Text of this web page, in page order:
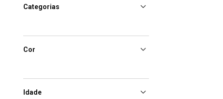
Categorias
Cor
Idade